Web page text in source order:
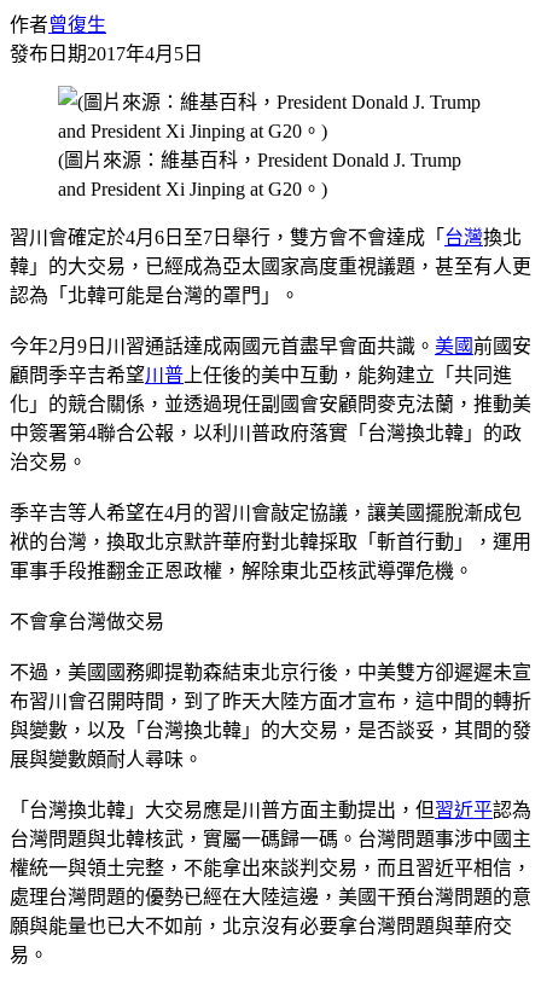
作者曾復生
發布日期2017年4月5日
(圖片來源：維基百科，President Donald J. Trump
and President Xi Jinping at G20。)
習川會確定於4月6日至7日舉行，雙方會不會達成「 台灣換北
韓」的大交易，已經成為亞太國家高度重視議題，甚至有人更
認為「北韓可能是台灣的罩門」。
今年2月9日川習通話達成兩國元首盡早會面共識。 美國前國安
顧問季辛吉希望川普 上任後的美中互動，能夠建立「共同進
化」的競合關係，並透過現任副國會安顧問麥克法蘭，推動美
中簽署第4聯合公報，以利川普政府落實「台灣換北韓」的政
治交易。
季辛吉等人希望在4月的習川會敲定協議，讓美國擺脫漸成包
袱的台灣，換取北京默許華府對北韓採取「斬首行動」，運用
軍事手段推翻金正恩政權，解除東北亞核武導彈危機。
不會拿台灣做交易
不過，美國國務卿提勒森結束北京行後，中美雙方卻遲遲未宣
布習川會召開時間，到了昨天大陸方面才宣布，這中間的轉折
與變數，以及「台灣換北韓」的大交易，是否談妥，其間的發
展與變數頗耐人尋味。
「台灣換北韓」大交易應是川普方面主動提出，但習近平認為
台灣問題與北韓核武，實屬一碼歸一碼。台灣問題事涉中國主
權統一與領土完整，不能拿出來談判交易，而且習近平相信，
處理台灣問題的優勢已經在大陸這邊，美國干預台灣問題的意
願與能量也已大不如前，北京沒有必要拿台灣問題與華府交
易。